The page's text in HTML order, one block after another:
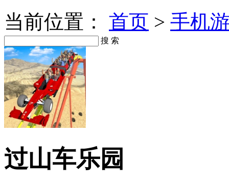
当前位置： 首页 > 手机
搜 索
过山车乐园